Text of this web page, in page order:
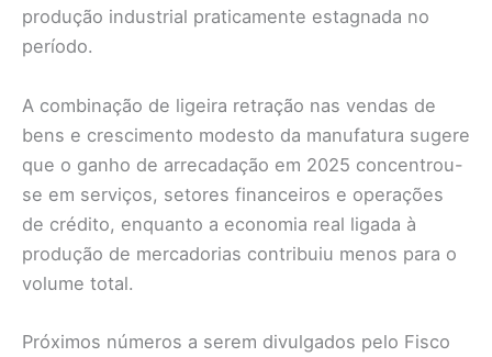
produção industrial praticamente estagnada no
período.
A combinação de ligeira retração nas vendas de
bens e crescimento modesto da manufatura sugere
que o ganho de arrecadação em 2025 concentrou-
se em serviços, setores financeiros e operações
de crédito, enquanto a economia real ligada à
produção de mercadorias contribuiu menos para o
volume total.
Próximos números a serem divulgados pelo Fisco